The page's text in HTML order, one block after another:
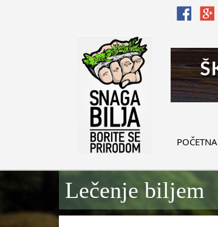
POČETNA
Lečenje biljem